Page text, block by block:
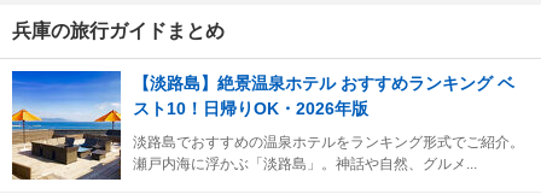
兵庫の旅行ガイドまとめ
【淡路島】絶景温泉ホテル おすすめランキング ベ
スト10！日帰りOK・2026年版
淡路島でおすすめの温泉ホテルをランキング形式でご紹介。
瀬戸内海に浮かぶ「淡路島」。神話や自然、グルメ...